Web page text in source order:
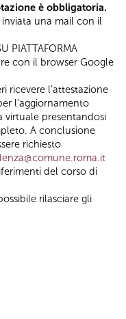
è obbligatoria.
una mail con il
PIATTAFORMA
con il browser Google
ricevere l’attestazione
l’aggiornamento
virtuale presentandosi
A conclusione
richiesto
del corso di
rilasciare gli